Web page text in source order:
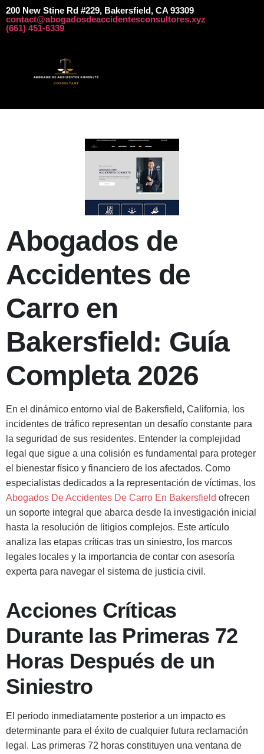
​​​200 New Stine Rd #229, Bakersfield, CA 93309
contact@abogadosdeaccidentesconsultores.xyz
​​(661) 451-6339
Abogados de
Accidentes de
Carro en
Bakersfield: Guía
Completa 2026
En el dinámico entorno vial de Bakersfield, California, los
incidentes de tráfico representan un desafío constante para
la seguridad de sus residentes. Entender la complejidad
legal que sigue a una colisión es fundamental para proteger
el bienestar físico y financiero de los afectados. Como
especialistas dedicados a la representación de víctimas, los
Abogados De Accidentes De Carro En Bakersfield ofrecen
un soporte integral que abarca desde la investigación inicial
hasta la resolución de litigios complejos. Este artículo
analiza las etapas críticas tras un siniestro, los marcos
legales locales y la importancia de contar con asesoría
experta para navegar el sistema de justicia civil.
Acciones Críticas
Durante las Primeras 72
Horas Después de un
Siniestro
El periodo inmediatamente posterior a un impacto es
determinante para el éxito de cualquier futura reclamación
legal. Las primeras 72 horas constituyen una ventana de